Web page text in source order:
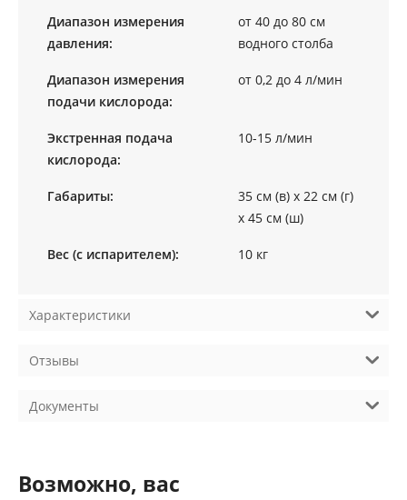
Диапазон измерения
давления:
от 40 до 80 см
водного столба
Диапазон измерения
подачи кислорода:
от 0,2 до 4 л/мин
Экстренная подача
кислорода:
10-15 л/мин
Габариты:
35 см (в) х 22 см (г)
х 45 см (ш)
Вес (с испарителем): 10 кг
Характеристики
Отзывы
Документы
Возможно, вас